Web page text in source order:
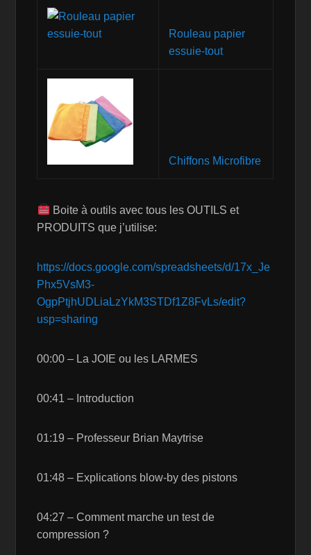
Rouleau papier
essuie-tout
Chiffons Microfibre
Boite à outils avec tous les OUTILS et
PRODUITS que j’utilise:
https://docs.google.com/spreadsheets/d/17x_Je
Phx5VsM3-
OgpPtjhUDLiaLzYkM3STDf1Z8FvLs/edit?
usp=sharing
00:00 – La JOIE ou les LARMES
00:41 – Introduction
01:19 – Professeur Brian Maytrise
01:48 – Explications blow-by des pistons
04:27 – Comment marche un test de
compression ?